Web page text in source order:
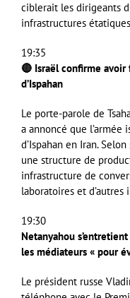
ciblerait les dirigeants
infrastructures
19:35
🔴 Israël confirme avoir
d’Ispahan
Le porte-parole de
a annoncé que
d’Ispahan en Iran.
une structure de
infrastructure de
laboratoires et d’autres
19:30
Netanyahou
les médiateurs « pour
Le président russe